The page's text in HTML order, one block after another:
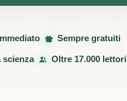
Sempre gratuiti
scienza Oltre 17.000 lettori